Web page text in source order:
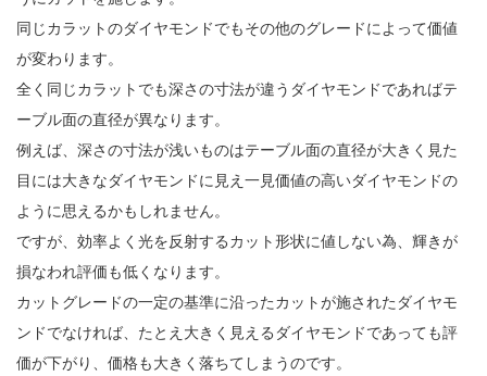
同じカラットのダイヤモンドでもその他のグレードによって価値
が変わります。
全く同じカラットでも深さの寸法が違うダイヤモンドであればテ
ーブル面の直径が異なります。
例えば、深さの寸法が浅いものはテーブル面の直径が大きく見た
目には大きなダイヤモンドに見え一見価値の高いダイヤモンドの
ように思えるかもしれません。
ですが、効率よく光を反射するカット形状に値しない為、輝きが
損なわれ評価も低くなります。
カットグレードの一定の基準に沿ったカットが施されたダイヤモ
ンドでなければ、たとえ大きく見えるダイヤモンドであっても評
価が下がり、価格も大きく落ちてしまうのです。